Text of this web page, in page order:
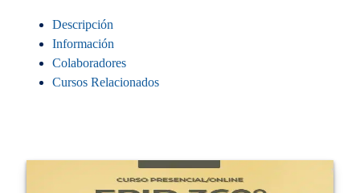
Descripción
Información
Colaboradores
Cursos Relacionados